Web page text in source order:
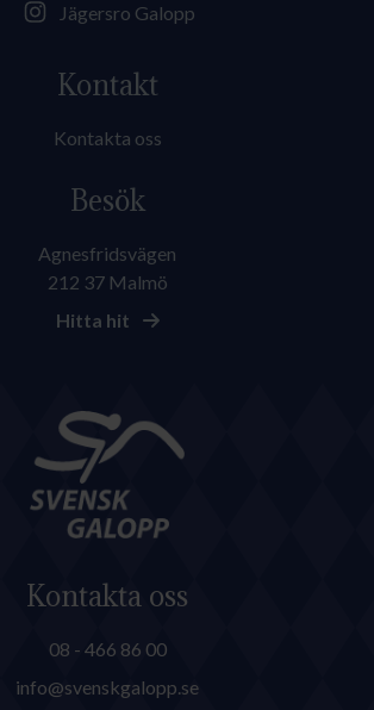
Jägersro Galopp
Kontakt
Kontakta oss
Besök
Agnesfridsvägen
212 37 Malmö
Hitta hit
Kontakta oss
08 - 466 86 00
info@svenskgalopp.se